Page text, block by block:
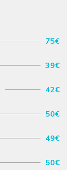
75€
39€
42€
50€
49€
50€